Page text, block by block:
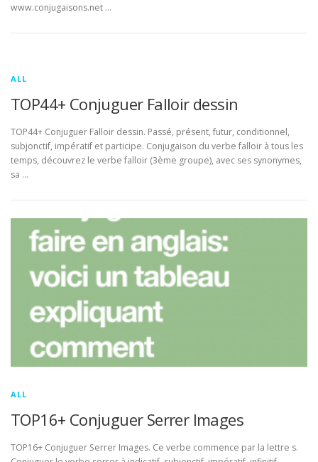
www.conjugaisons.net …
ALL
TOP44+ Conjuguer Falloir dessin
TOP44+ Conjuguer Falloir dessin. Passé, présent, futur, conditionnel,
subjonctif, impératif et participe. Conjugaison du verbe falloir à tous les
temps, découvrez le verbe falloir (3ème groupe), avec ses synonymes,
sa …
ALL
TOP16+ Conjuguer Serrer Images
TOP16+ Conjuguer Serrer Images. Ce verbe commence par la lettre s.